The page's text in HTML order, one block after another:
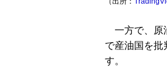
一方で、原
で産油国を批
す。